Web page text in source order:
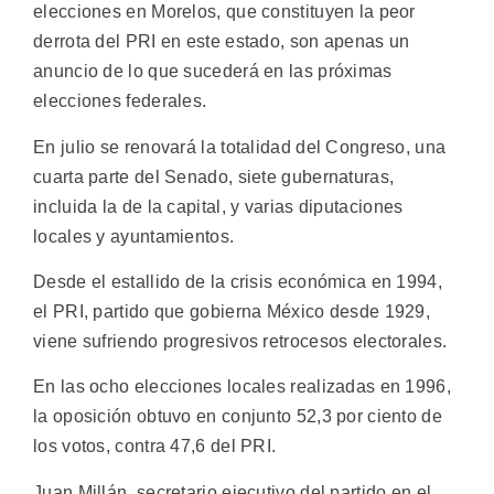
elecciones en Morelos, que constituyen la peor
derrota del PRI en este estado, son apenas un
anuncio de lo que sucederá en las próximas
elecciones federales.
En julio se renovará la totalidad del Congreso, una
cuarta parte del Senado, siete gubernaturas,
incluida la de la capital, y varias diputaciones
locales y ayuntamientos.
Desde el estallido de la crisis económica en 1994,
el PRI, partido que gobierna México desde 1929,
viene sufriendo progresivos retrocesos electorales.
En las ocho elecciones locales realizadas en 1996,
la oposición obtuvo en conjunto 52,3 por ciento de
los votos, contra 47,6 del PRI.